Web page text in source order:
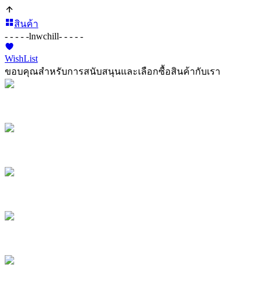
สินค้า
- - - - -lnwchill- - - - -
WishList
ขอบคุณสำหรับการสนับสนุนและเลือกซื้อสินค้ากับเรา